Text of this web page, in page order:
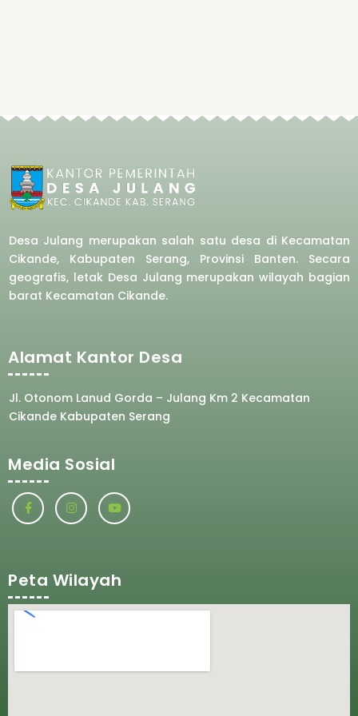
Desa Julang merupakan salah satu desa di Kecamatan
Cikande, Kabupaten Serang, Provinsi Banten. Secara
geografis, letak Desa Julang merupakan wilayah bagian
barat Kecamatan Cikande.
Alamat Kantor Desa
Jl. Otonom Lanud Gorda – Julang Km 2 Kecamatan
Cikande Kabupaten Serang
Media Sosial
Peta Wilayah